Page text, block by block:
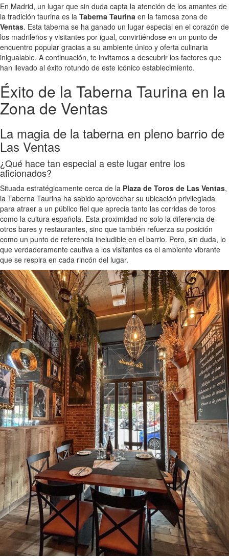
En Madrid, un lugar que sin duda capta la atención de los amantes de
la tradición taurina es la Taberna Taurina en la famosa zona de
Ventas. Esta taberna se ha ganado un lugar especial en el corazón de
los madrileños y visitantes por igual, convirtiéndose en un punto de
encuentro popular gracias a su ambiente único y oferta culinaria
inigualable. A continuación, te invitamos a descubrir los factores que
han llevado al éxito rotundo de este icónico establecimiento.
Éxito de la Taberna Taurina en la
Zona de Ventas
La magia de la taberna en pleno barrio de
Las Ventas
¿Qué hace tan especial a este lugar entre los
aficionados?
Situada estratégicamente cerca de la Plaza de Toros de Las Ventas,
la Taberna Taurina ha sabido aprovechar su ubicación privilegiada
para atraer a un público fiel que aprecia tanto las corridas de toros
como la cultura española. Esta proximidad no solo la diferencia de
otros bares y restaurantes, sino que también refuerza su posición
como un punto de referencia ineludible en el barrio. Pero, sin duda, lo
que verdaderamente cautiva a los visitantes es el ambiente vibrante
que se respira en cada rincón del lugar.